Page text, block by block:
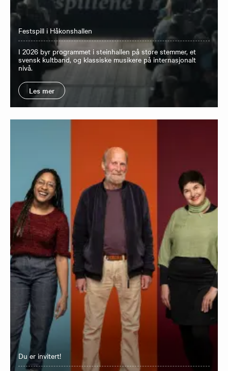
Festspill i Håkonshallen
I 2026 byr programmet i steinhallen på store stemmer, et
svensk kultband, og klassiske musikere på internasjonalt
nivå.
Les mer
Du er invitert!